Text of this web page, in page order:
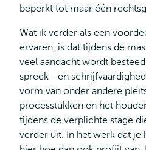
beperkt tot maar één
Wat ik verder als een
ervaren, is dat tijdens de
veel aandacht wordt
spreek –en
vorm van onder andere
processtukken en het
tijdens de verplichte stage
verder uit. In het werk dat je